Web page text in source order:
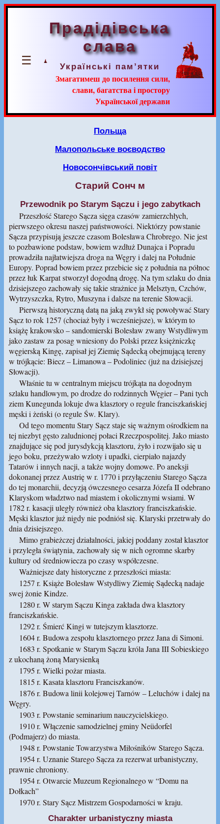
☰
Прадідівська
слава
Українські пам’ятки
Змагатимеш до посилення сили,
слави, багатства і простору
Української держави
Польща
Малопольське воєводство
Новосончівський повіт
Старий Сонч м
Przewodnik po Starym Sączu i jego zabytkach
Przeszłość Starego Sącza sięga czasów zamierzchłych,
pierwszego okresu naszej państwowości. Niektórzy powstanie
Sącza przypisują jeszcze czasom Bolesława Chrobrego. Nie jest
to pozbawione podstaw, bowiem wzdłuż Dunajca i Popradu
prowadziła najłatwiejsza droga na Węgry i dalej na Południe
Europy. Poprad bowiem przez przebicie się z południa na północ
przez łuk Karpat stworzył dogodną drogę. Na tym szlaku do dnia
dzisiejszego zachowały się takie strażnice ja Melsztyn, Czchów,
Wytrzyszczka, Rytro, Muszyna i dalsze na terenie Słowacji.
Pierwszą historyczną datą na jaką zwykł się powoływać Stary
Sącz to rok 1257 (chociaż były i wcześniejsze), w którym to
książę krakowsko – sandomierski Bolesław zwany Wstydliwym
jako zastaw za posag wniesiony do Polski przez księżniczkę
węgierską Kingę, zapisał jej Ziemię Sądecką obejmującą tereny
w trójkącie: Biecz – Limanowa – Podoliniec (już na dzisiejszej
Słowacji).
Właśnie tu w centralnym miejscu trójkąta na dogodnym
szlaku handlowym, po drodze do rodzinnych Węgier – Pani tych
ziem Kunegunda lokuje dwa klasztory o regule franciszkańskiej
męski i żeński (o regule Św. Klary).
Od tego momentu Stary Sącz staje się ważnym ośrodkiem na
tej niezbyt gęsto zaludnionej połaci Rzeczpospolitej. Jako miasto
znajdujące się pod jurysdykcją klasztoru, żyło i rozwijało się u
jego boku, przeżywało wzloty i upadki, cierpiało najazdy
Tatarów i innych nacji, a także wojny domowe. Po aneksji
dokonanej przez Austrię w r. 1770 i przyłączeniu Starego Sącza
do tej monarchii, decyzją ówczesnego cesarza Józefa II odebrano
Klaryskom władztwo nad miastem i okolicznymi wsiami. W
1782 r. kasacji uległy również oba klasztory franciszkańskie.
Męski klasztor już nigdy nie podniósł się. Klaryski przetrwały do
dnia dzisiejszego.
Mimo grabieżczej działalności, jakiej poddany został klasztor
i przyległa świątynia, zachowały się w nich ogromne skarby
kultury od średniowiecza po czasy współczesne.
Ważniejsze daty historyczne z przeszłości miasta:
1257 r. Książe Bolesław Wstydliwy Ziemię Sądecką nadaje
swej żonie Kindze.
1280 r. W starym Sączu Kinga zakłada dwa klasztory
franciszkańskie.
1292 r. Śmierć Kingi w tutejszym klasztorze.
1604 r. Budowa zespołu klasztornego przez Jana di Simoni.
1683 r. Spotkanie w Starym Sączu króla Jana III Sobieskiego
z ukochaną żoną Marysienką
1795 r. Wielki pożar miasta.
1815 r. Kasata klasztoru Franciszkanów.
1876 r. Budowa linii kolejowej Tarnów – Leluchów i dalej na
Węgry.
1903 r. Powstanie seminarium nauczycielskiego.
1910 r. Włączenie samodzielnej gminy Neüdorfel
(Podmajerz) do miasta.
1948 r. Powstanie Towarzystwa Miłośników Starego Sącza.
1954 r. Uznanie Starego Sącza za rezerwat urbanistyczny,
prawnie chroniony.
1954 r. Otwarcie Muzeum Regionalnego w “Domu na
Dołkach”
1970 r. Stary Sącz Mistrzem Gospodarności w kraju.
Charakter urbanistyczny miasta